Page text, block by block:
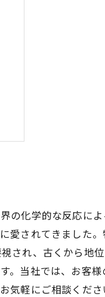
の化学的な反応に
愛されてきました
され、古くから地
。当社では、お客
気軽にご相談くださ